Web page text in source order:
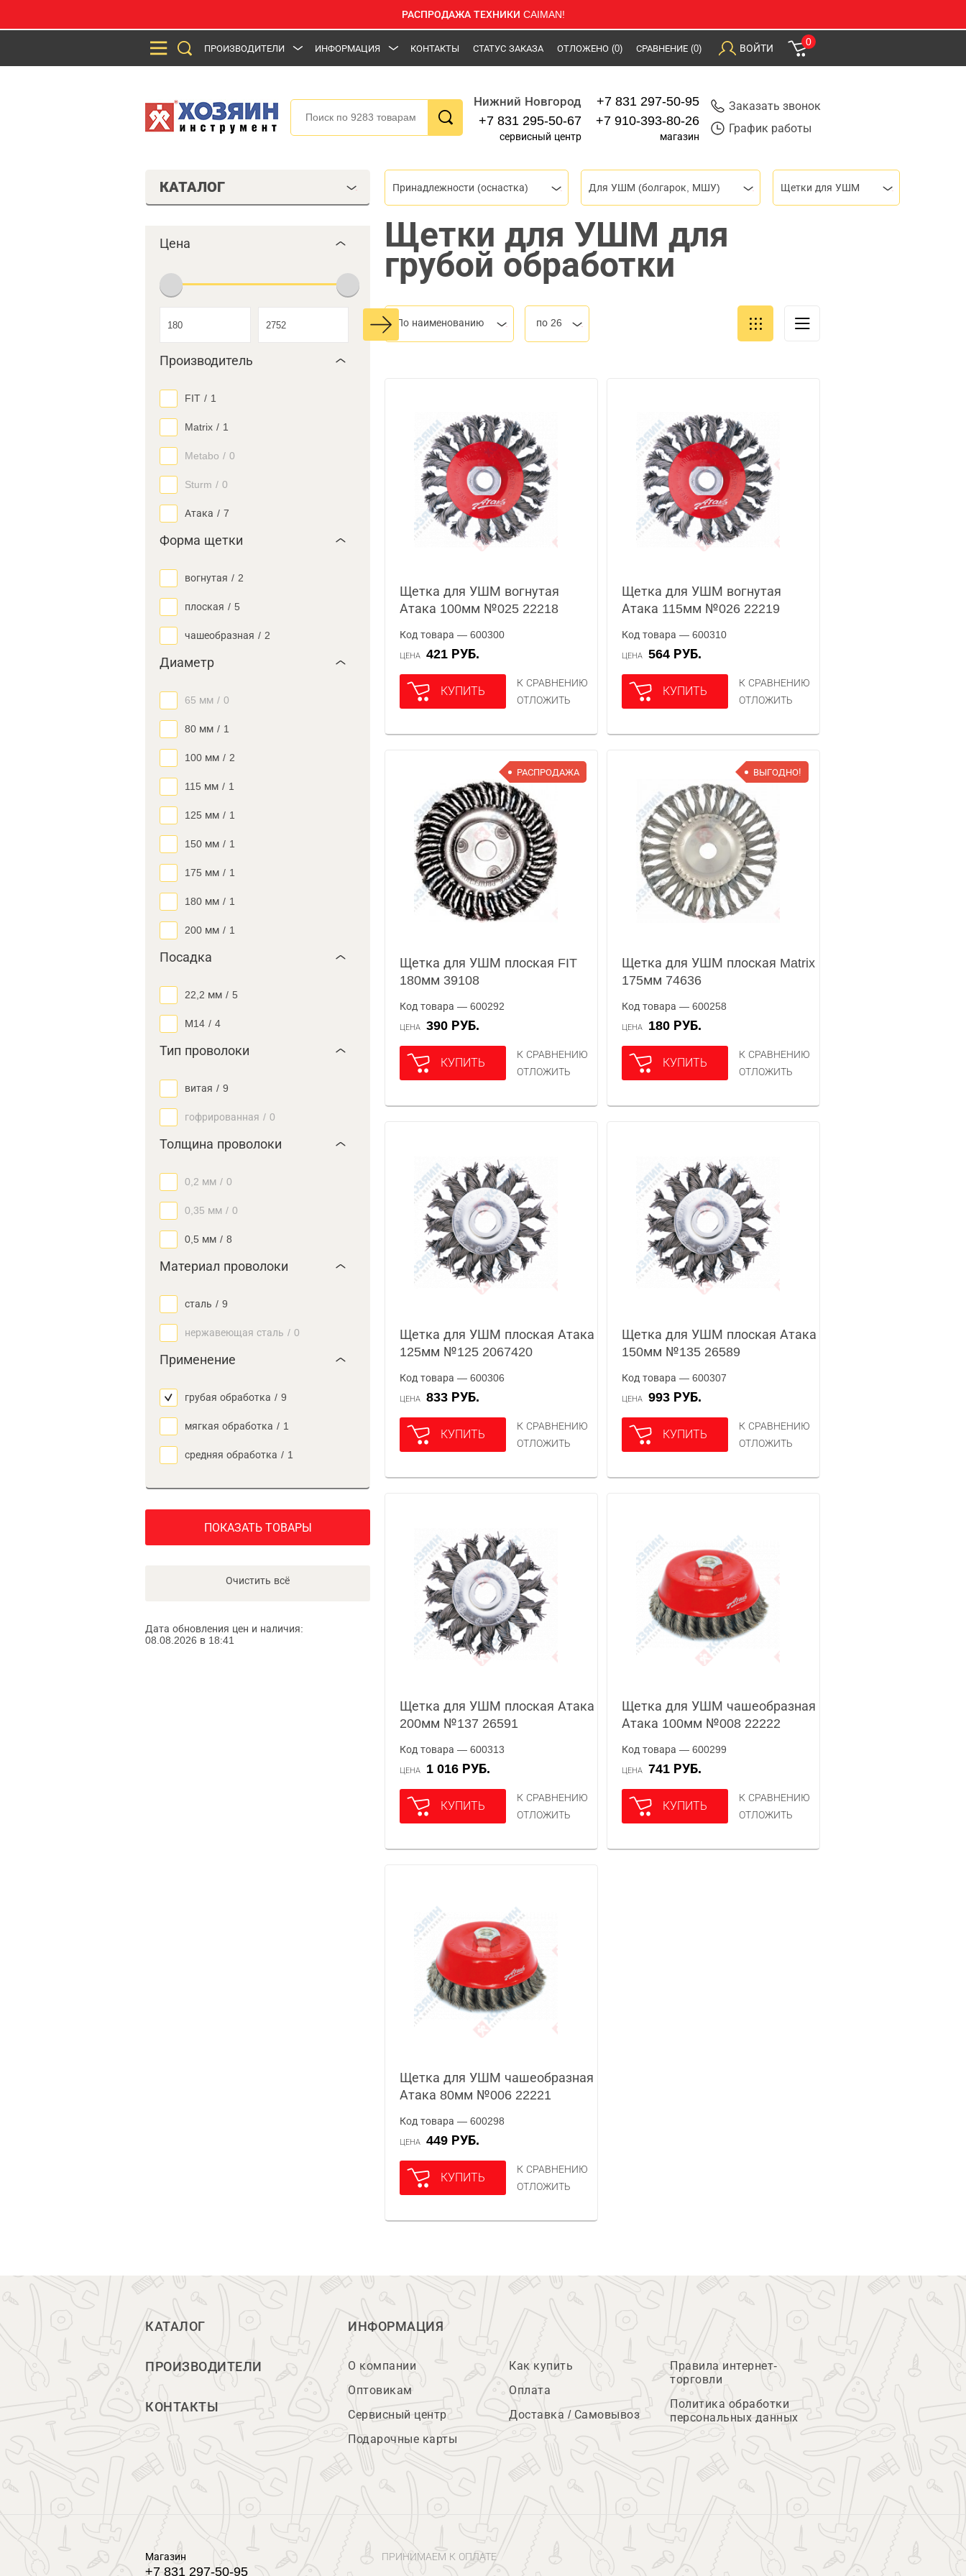
РАСПРОДАЖА ТЕХНИКИ CAIMAN!
ПРОИЗВОДИТЕЛИ ИНФОРМАЦИЯ КОНТАКТЫ СТАТУС ЗАКАЗА ОТЛОЖЕНО (0) СРАВНЕНИЕ (0) ВОЙТИ
0
Нижний Новгород
+7 831 295-50-67
сервисный центр
+7 831 297-50-95
+7 910-393-80-26
магазин
Заказать звонок
График работы
КАТАЛОГ
Цена
Производитель
FIT / 1
Matrix / 1
Metabo / 0
Sturm / 0
Атака / 7
Форма щетки
вогнутая / 2
плоская / 5
чашеобразная / 2
Диаметр
65 мм / 0
80 мм / 1
100 мм / 2
115 мм / 1
125 мм / 1
150 мм / 1
175 мм / 1
180 мм / 1
200 мм / 1
Посадка
22,2 мм / 5
М14 / 4
Тип проволоки
витая / 9
гофрированная / 0
Толщина проволоки
0,2 мм / 0
0,35 мм / 0
0,5 мм / 8
Материал проволоки
сталь / 9
нержавеющая сталь / 0
Применение
грубая обработка / 9
мягкая обработка / 1
средняя обработка / 1
ПОКАЗАТЬ ТОВАРЫ
Очистить всё
Дата обновления цен и наличия:
08.08.2026 в 18:41
Принадлежности (оснастка) Для УШМ (болгарок, МШУ) Щетки для УШМ
Щетки для УШМ для
грубой обработки
По наименованию по 26
Щетка для УШМ вогнутая
Атака 100мм №025 22218
Код товара — 600300
ЦЕНА 421 РУБ.
КУПИТЬ
К СРАВНЕНИЮ
ОТЛОЖИТЬ
Щетка для УШМ вогнутая
Атака 115мм №026 22219
Код товара — 600310
ЦЕНА 564 РУБ.
КУПИТЬ
К СРАВНЕНИЮ
ОТЛОЖИТЬ
РАСПРОДАЖА
Щетка для УШМ плоская FIT
180мм 39108
Код товара — 600292
ЦЕНА 390 РУБ.
КУПИТЬ
К СРАВНЕНИЮ
ОТЛОЖИТЬ
ВЫГОДНО!
Щетка для УШМ плоская Matrix
175мм 74636
Код товара — 600258
ЦЕНА 180 РУБ.
КУПИТЬ
К СРАВНЕНИЮ
ОТЛОЖИТЬ
Щетка для УШМ плоская Атака
125мм №125 2067420
Код товара — 600306
ЦЕНА 833 РУБ.
КУПИТЬ
К СРАВНЕНИЮ
ОТЛОЖИТЬ
Щетка для УШМ плоская Атака
150мм №135 26589
Код товара — 600307
ЦЕНА 993 РУБ.
КУПИТЬ
К СРАВНЕНИЮ
ОТЛОЖИТЬ
Щетка для УШМ плоская Атака
200мм №137 26591
Код товара — 600313
ЦЕНА 1 016 РУБ.
КУПИТЬ
К СРАВНЕНИЮ
ОТЛОЖИТЬ
Щетка для УШМ чашеобразная
Атака 100мм №008 22222
Код товара — 600299
ЦЕНА 741 РУБ.
КУПИТЬ
К СРАВНЕНИЮ
ОТЛОЖИТЬ
Щетка для УШМ чашеобразная
Атака 80мм №006 22221
Код товара — 600298
ЦЕНА 449 РУБ.
КУПИТЬ
К СРАВНЕНИЮ
ОТЛОЖИТЬ
КАТАЛОГ
ПРОИЗВОДИТЕЛИ
КОНТАКТЫ
ИНФОРМАЦИЯ
О компании
Оптовикам
Сервисный центр
Подарочные карты
Как купить
Оплата
Доставка / Самовывоз
Правила интернет-
торговли
Политика обработки
персональных данных
Магазин
+7 831 297-50-95
ПРИНИМАЕМ К ОПЛАТЕ